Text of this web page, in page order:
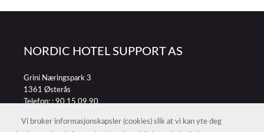
NORDIC HOTEL SUPPORT AS
Grini Næringspark 3
1361 Østerås
Telefon: :90 15 09 90
Vi bruker informasjonskapsler (cookies) slik at vi kan yte deg